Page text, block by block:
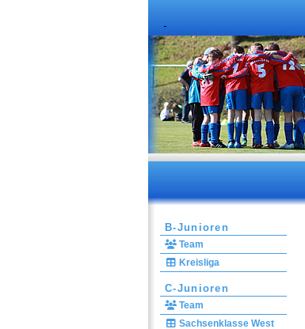
B-Junioren
Team
Kreisliga
C-Junioren
Team
Sachsenklasse West